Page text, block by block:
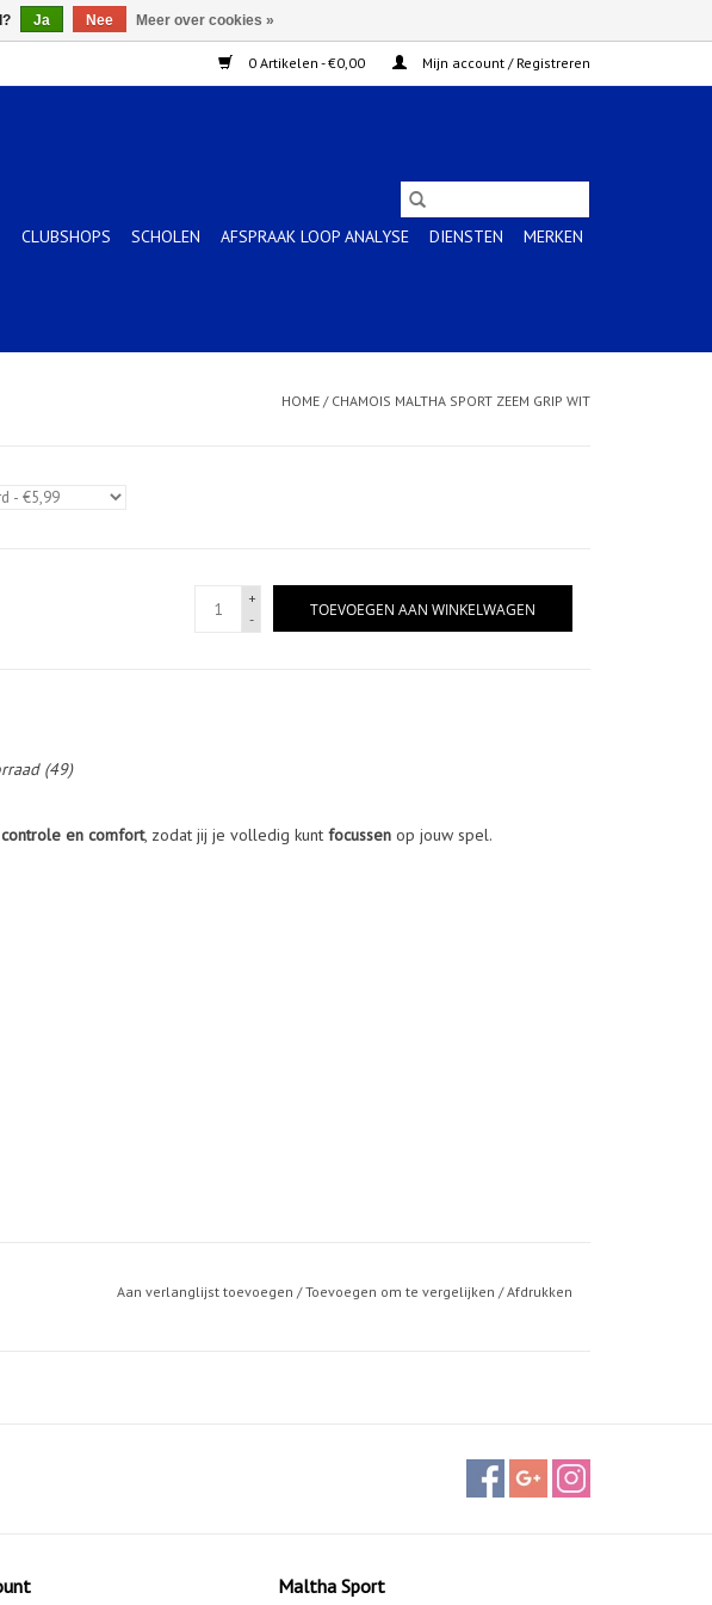
0 Artikelen - €0,00 Mijn account / Registreren
CLUBSHOPS SCHOLEN AFSPRAAK LOOP ANALYSE DIENSTEN MERKEN
HOME / CHAMOIS MALTHA SPORT ZEEM GRIP WIT
+
-
TOEVOEGEN AAN WINKELWAGEN
(49)
controle en comfort, zodat jij je volledig kunt focussenop jouw spel.
Aan verlanglijst toevoegen /Toevoegen om te vergelijken /Afdrukken
Maltha Sport
Ja Nee Meer over cookies »